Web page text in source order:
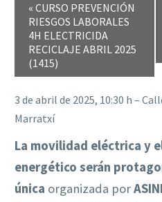
« CURSO PREVENCIÓN
RIESGOS LABORALES
4H ELECTRICIDA
RECICLAJE ABRIL 2025
(1415)
3 de abril de 2025, 10:30 h –
Marratxí
La movilidad eléctrica y
energético serán
única organizada por